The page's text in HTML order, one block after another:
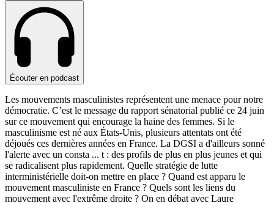
Écouter en podcast
Les mouvements masculinistes représentent une menace pour notre
démocratie. C’est le message du rapport sénatorial publié ce 24 juin
sur ce mouvement qui encourage la haine des femmes. Si le
masculinisme est né aux États-Unis, plusieurs attentats ont été
déjoués ces dernières années en France. La DGSI a d'ailleurs sonné
l'alerte avec un consta ... t : des profils de plus en plus jeunes et qui
se radicalisent plus rapidement. Quelle stratégie de lutte
interministérielle doit-on mettre en place ? Quand est apparu le
mouvement masculiniste en France ? Quels sont les liens du
mouvement avec l'extrême droite ? On en débat avec Laure